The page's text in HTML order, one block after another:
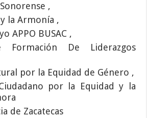
,
la Armonía ,
APPO BUSAC ,
Formación De Liderazgos
por la Equidad de Género ,
por la Equidad y la
de Zacatecas